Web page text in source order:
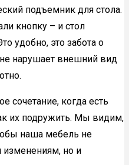
подъемник для стола.
кнопку – и стол
удобно, это забота о
нарушает внешний вид
сочетание, когда есть
их подружить. Мы видим,
наша мебель не
изменениям, но и